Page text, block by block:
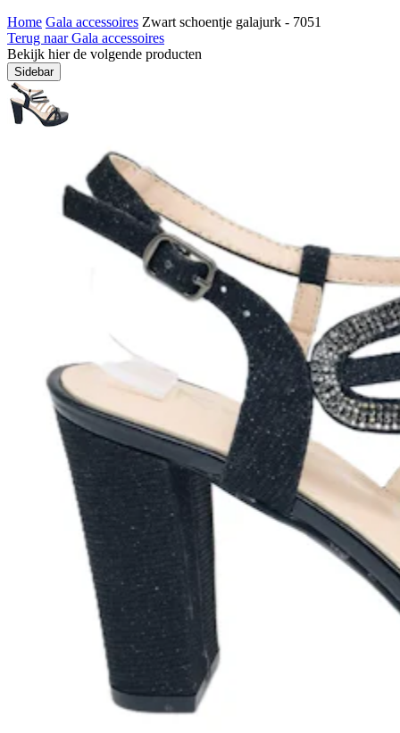
Home Gala accessoires Zwart schoentje galajurk - 7051
Terug naar Gala accessoires
Bekijk hier de volgende producten
Sidebar